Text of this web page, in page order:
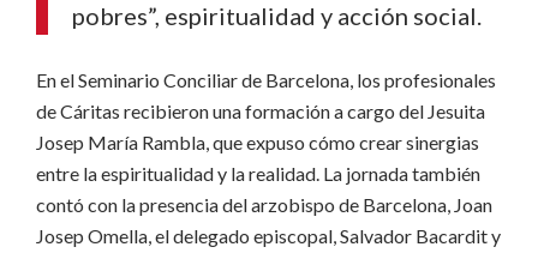
pobres”, espiritualidad y acción social.
En el Seminario Conciliar de Barcelona, los profesionales
de Cáritas recibieron una formación a cargo del Jesuita
Josep María Rambla, que expuso cómo crear sinergias
entre la espiritualidad y la realidad. La jornada también
contó con la presencia del arzobispo de Barcelona, Joan
Josep Omella, el delegado episcopal, Salvador Bacardit y